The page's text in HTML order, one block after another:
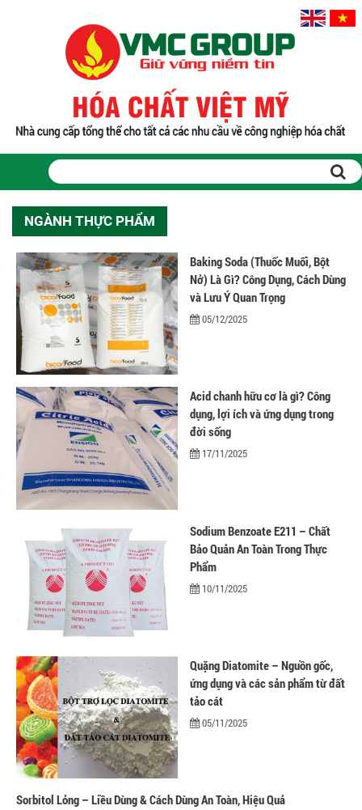
Sản phẩm
PHỤ GIA THỰC PHẨM
Tinh bột biến tính
Màu thực phẩm
Hương liệu thực phẩm
Chất phụ gia điều vị tạo ngọt
Chất phụ gia oxy hóa giữ màu
Chất phụ gia nhũ hóa làm dày
Chất phụ gia chống đông vón
Chất phụ gia tạo cấu trúc
Chất phụ gia bảo quản
Chất phụ gia nem giò chả
Chất phụ gia bún mì phở
Chất phụ gia bánh kẹo kem
Chất phụ gia nước giải khát
Chất phụ gia xúc xích
Chất phụ gia nước mắm
Chất phụ gia thạch rau câu
Chất phụ gia đậu hũ
HÓA CHẤT TẨY RỬA
Tẩy rửa công nghiệp
Tẩy rửa sinh hoạt
Tẩy rửa ô tô xe máy
Tẩy rửa khác
HÓA CHẤT THỦY SẢN
Hóa chất xử lý nước
Men đường ruột
Men vi sinh EM gốc
Bổ sung khoáng chất
Bổ gan và giải độc gan
Bổ sung dinh dưỡng tăng trọng
NGÀNH THỰC PHẨM
Baking Soda (Thuốc Muối, Bột
Nở) Là Gì? Công Dụng, Cách Dùng
và Lưu Ý Quan Trọng
05/12/2025
Acid chanh hữu cơ là gì? Công
dụng, lợi ích và ứng dụng trong
đời sống
17/11/2025
Sodium Benzoate E211 – Chất
Bảo Quản An Toàn Trong Thực
Phẩm
10/11/2025
Quặng Diatomite – Nguồn gốc,
ứng dụng và các sản phẩm từ đất
tảo cát
05/11/2025
Sorbitol Lỏng – Liều Dùng & Cách Dùng An Toàn, Hiệu Quả